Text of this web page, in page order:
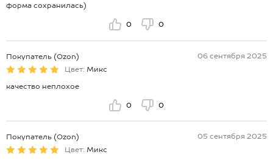
форма сохранилась)
0 0
Покупатель (Ozon)
06 сентября 2025
Цвет: Микс
качество неплохое
0 0
Покупатель (Ozon)
05 сентября 2025
Цвет: Микс